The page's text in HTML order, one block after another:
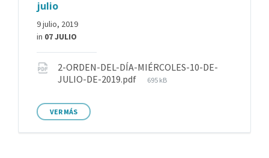
julio
9 julio, 2019
in 07 JULIO
2-ORDEN-DEL-DÍA-MIÉRCOLES-10-DE-
JULIO-DE-2019.pdf
695 kB
VER MÁS